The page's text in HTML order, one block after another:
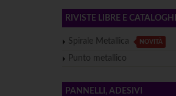
RIVISTE LIBRE E CATALOGHI
Spirale Metallica NOVITÀ
Punto metallico
PANNELLI, ADESIVI